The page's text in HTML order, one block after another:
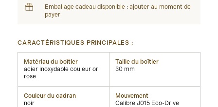
Emballage cadeau disponible : ajouter au moment de
payer
CARACTÉRISTIQUES PRINCIPALES :
Matériau du boîtier
acier inoxydable couleur or
rose
Taille du boîtier
30 mm
Couleur du cadran
noir
Mouvement
Calibre J015 Eco-Drive